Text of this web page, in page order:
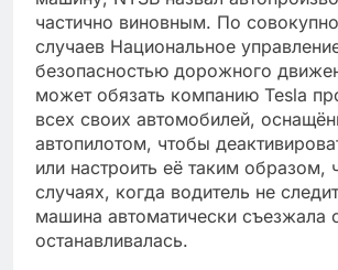
частично виновным. По
случаев Национальное
безопасностью дорожного
может обязать компанию Tesla
всех своих автомобилей,
автопилотом, чтобы
или настроить её таким образом,
случаях, когда водитель не
машина автоматически съезжала
останавливалась.